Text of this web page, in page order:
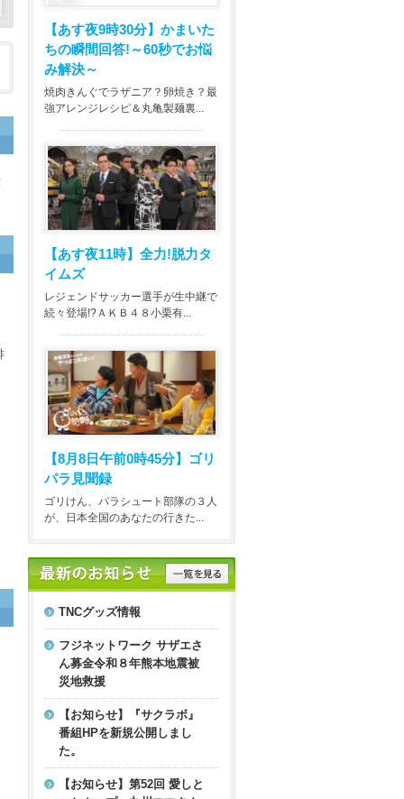
【あす夜9時30分】 かまいた
ちの瞬間回答!～60秒でお悩
み解決～
焼肉きんぐでラザニア？卵焼き？最
強アレンジレシピ＆丸亀製麺裏...
【あす夜11時】 全力!脱力タ
イムズ
レジェンドサッカー選手が生中継で
続々登場!?ＡＫＢ４８小栗有...
【8月8日午前0時45分】
ゴリ
パラ見聞録
ゴリけん、パラシュート部隊の３人
が、日本全国のあなたの行きた...
TNCグッズ情報
フジネットワーク サザエさ
ん募金令和８年熊本地震被
災地救援
【お知らせ】『サクラボ』
番組HPを新規公開しまし
た。
【お知らせ】第52回 愛しと